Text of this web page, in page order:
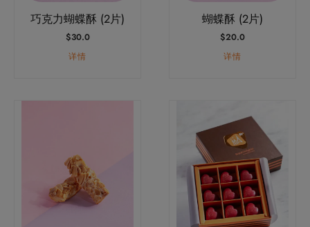
巧克力蝴蝶酥 (2片)
$30.0
详情
蝴蝶酥 (2片)
$20.0
详情